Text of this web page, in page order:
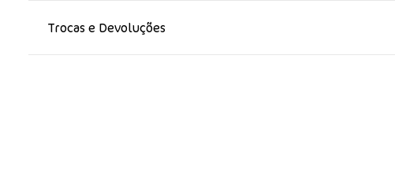
Trocas e Devoluções